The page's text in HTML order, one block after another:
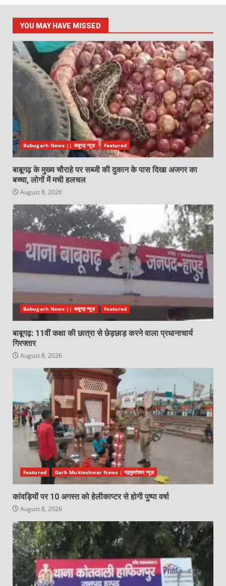
YOU MAY HAVE MISSED
Babugarh News || बाबूगढ़ न्यूज़ Featured
बाबूगढ़ के मुख्य चौराहे पर सब्जी की दुकान के पास दिखा अजगर का
बच्चा, लोगों में मची हलचल
August 8, 2026
Babugarh News || बाबूगढ़ न्यूज़ Featured
बाबूगढ़: 11वीं कक्षा की छात्रा से छेड़छाड़ करने वाला प्रधानाचार्य
गिरफ्तार
August 8, 2026
Featured Garh Mukteshwar News | गढ़मुक्तेश्वर न्यूज़
कांवड़ियों पर 10 अगस्त को हेलीकाप्टर से होगी पुष्पा वर्षा
August 8, 2026